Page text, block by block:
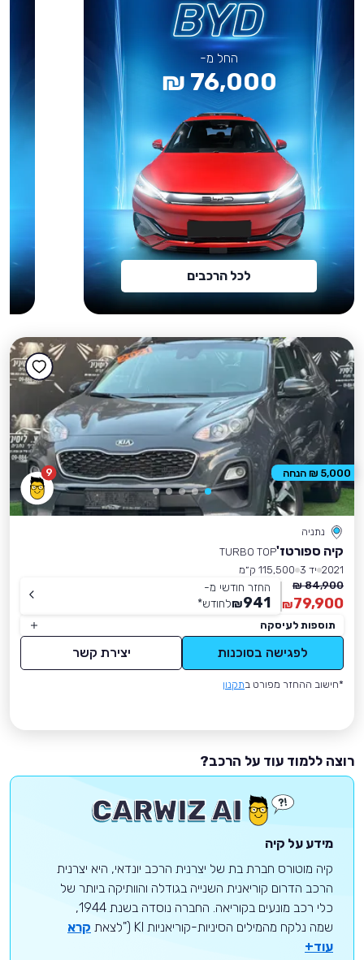
החל מ-
76,000 ₪
לכל הרכבים
9
נתניה
קיה ספורטז'TURBO TOP
2021 יד 3
115,500 ק״מ
84,900 ₪
79,900
₪
החזר חודשי מ-
941
₪לחודש*
תוספות לעיסקה
לפגישה בסוכנות יצירת קשר
*חישוב ההחזר מפורט בתקנון
5,000 ₪ הנחה
רוצה ללמוד עוד על הרכב?
מידע על קיה
קיה מוטורס חברת בת של יצרנית הרכב יונדאי, היא יצרנית
הרכב הדרום קוריאנית השנייה בגודלה והוותיקה ביותר של
כלי רכב מונעים בקוריאה. החברה נוסדה בשנת 1944,
שמה נלקח מהמילים הסיניות-קוריאניות KI ("לצאת
קרא
עוד+